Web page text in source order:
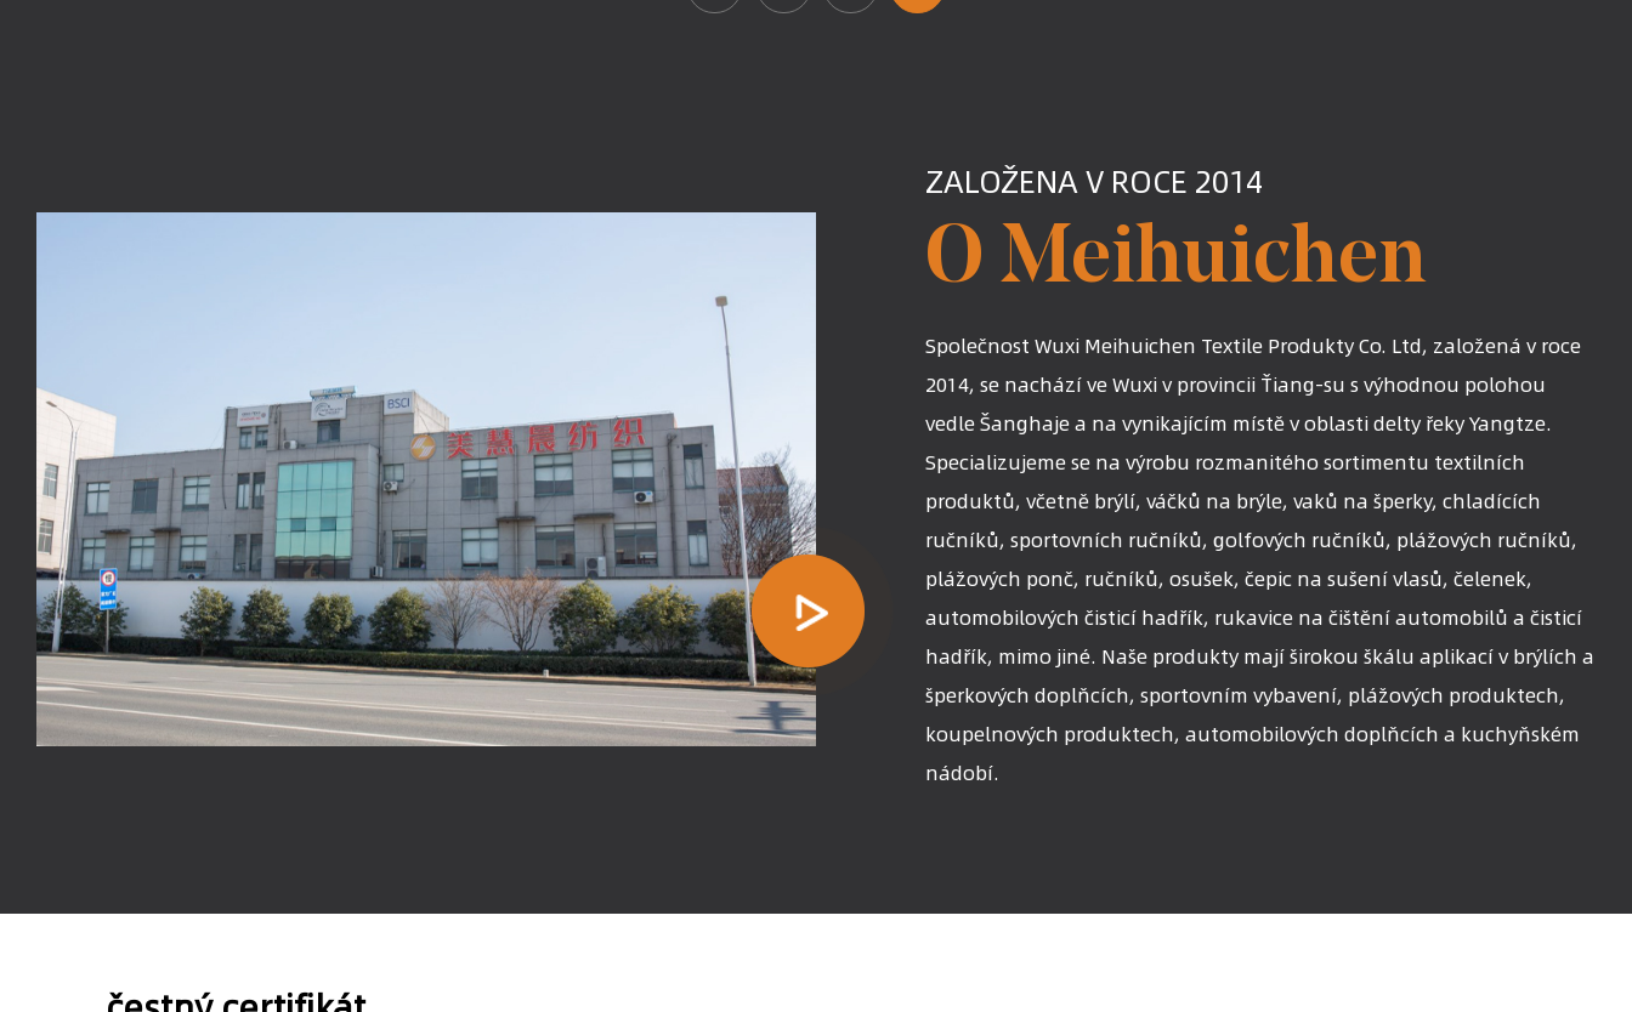
ZALOŽENA V ROCE 2014
O Meihuichen
Společnost Wuxi Meihuichen Textile Produkty Co. Ltd, založená v roce
2014, se nachází ve Wuxi v provincii Ťiang-su s výhodnou polohou
vedle Šanghaje a na vynikajícím místě v oblasti delty řeky Yangtze.
Specializujeme se na výrobu rozmanitého sortimentu textilních
produktů, včetně brýlí, váčků na brýle, vaků na šperky, chladících
ručníků, sportovních ručníků, golfových ručníků, plážových ručníků,
plážových ponč, ručníků, osušek, čepic na sušení vlasů, čelenek,
automobilových čisticí hadřík, rukavice na čištění automobilů a čisticí
hadřík, mimo jiné. Naše produkty mají širokou škálu aplikací v brýlích a
šperkových doplňcích, sportovním vybavení, plážových produktech,
koupelnových produktech, automobilových doplňcích a kuchyňském
nádobí.